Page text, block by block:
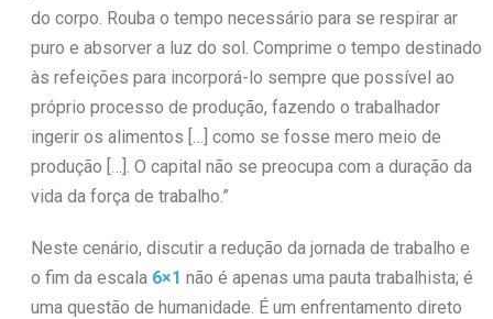
do corpo. Rouba o tempo necessário para se respirar ar
puro e absorver a luz do sol. Comprime o tempo destinado
às refeições para incorporá-lo sempre que possível ao
próprio processo de produção, fazendo o trabalhador
ingerir os alimentos […] como se fosse mero meio de
produção […]. O capital não se preocupa com a duração da
vida da força de trabalho.”
Neste cenário, discutir a redução da jornada de trabalho e
o fim da escala 6×1 não é apenas uma pauta trabalhista; é
uma questão de humanidade. É um enfrentamento direto